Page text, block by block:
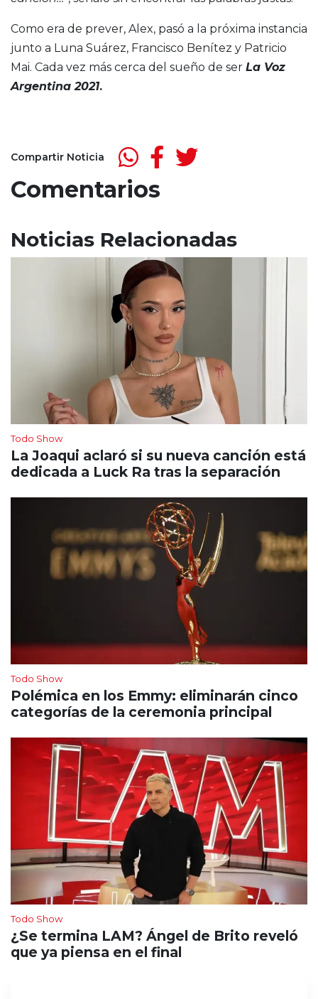
Como era de prever, Alex, pasó a la próxima instancia
junto a Luna Suárez, Francisco Benítez y Patricio
Mai. Cada vez más cerca del sueño de ser La Voz
Argentina 2021.
Compartir Noticia
Comentarios
Noticias Relacionadas
Todo Show
La Joaqui aclaró si su nueva canción está
dedicada a Luck Ra tras la separación
Todo Show
Polémica en los Emmy: eliminarán cinco
categorías de la ceremonia principal
Todo Show
¿Se termina LAM? Ángel de Brito reveló
que ya piensa en el final